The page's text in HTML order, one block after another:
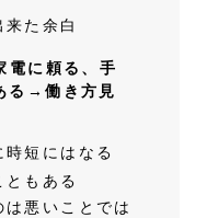
た余白
電に頼る、手
る→働き方見
短にはなる
もある
悪いことでは